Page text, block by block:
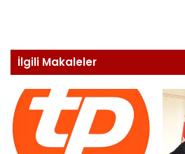
İlgili Makaleler